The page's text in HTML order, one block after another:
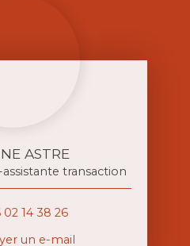
ASTRE
transaction
02 14 38 26
un e-mail